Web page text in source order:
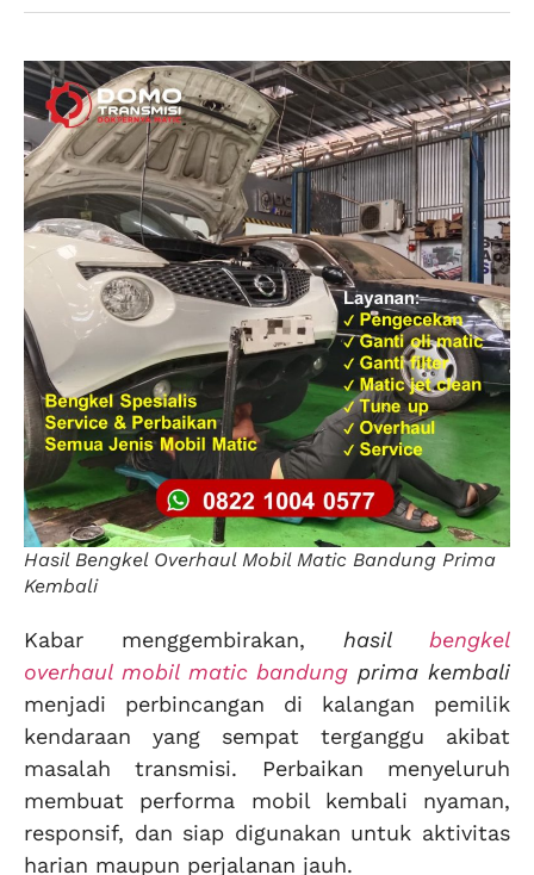
Hasil Bengkel Overhaul Mobil Matic Bandung Prima
Kembali
Kabar menggembirakan, hasilbengkel
overhaul mobil matic bandung prima kembali
menjadi perbincangan di kalangan pemilik
kendaraan yang sempat terganggu akibat
masalah transmisi. Perbaikan menyeluruh
membuat performa mobil kembali nyaman,
responsif, dan siap digunakan untuk aktivitas
harian maupun perjalanan jauh.